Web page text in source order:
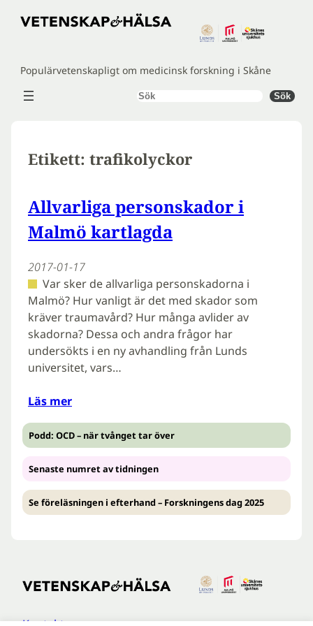
Hoppa
Populärvetenskapligt om medicinsk forskning i Skåne
Sök Sök
Etikett: trafikolyckor
Allvarliga personskador i
Malmö kartlagda
2017-01-17
Var sker de allvarliga personskadorna i
Malmö? Hur vanligt är det med skador som
kräver traumavård? Hur många avlider av
skadorna? Dessa och andra frågor har
undersökts i en ny avhandling från Lunds
universitet, vars…
Läs mer
Podd: OCD – när tvånget tar över
Senaste numret av tidningen
Se föreläsningen i efterhand – Forskningens dag 2025